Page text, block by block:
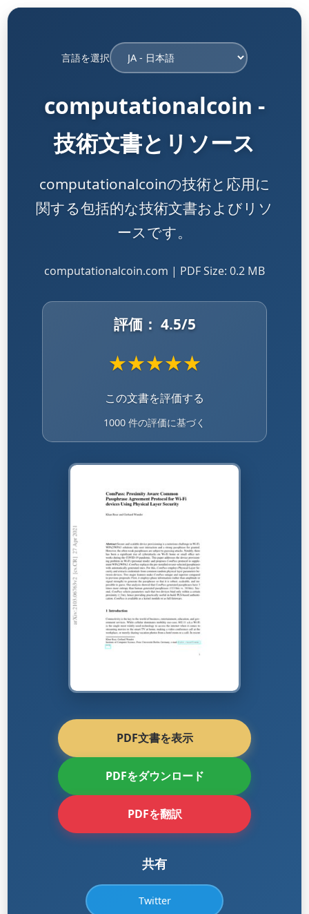
言語を選択
computationalcoin -
技術文書とリソース
computationalcoinの技術と応用に
関する包括的な技術文書およびリソ
ースです。
computationalcoin.com | PDF Size: 0.2 MB
評価： 4.5/5
★★★★★
この文書を評価する
1000 件の評価に基づく
PDF文書を表示
PDFをダウンロード
PDFを翻訳
共有
Twitter